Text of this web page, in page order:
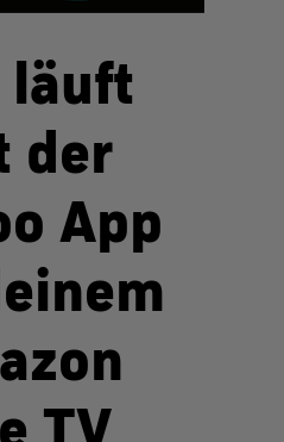
läuft
der
App